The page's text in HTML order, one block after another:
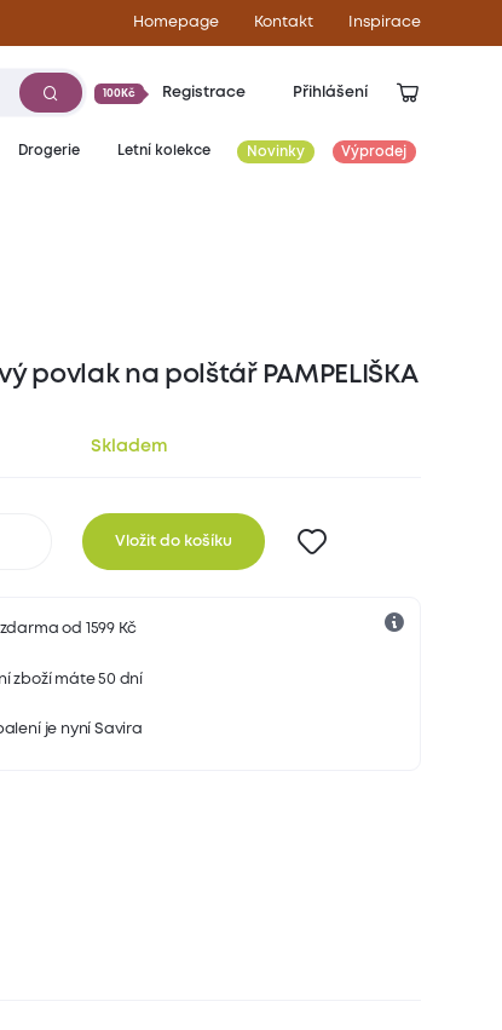
Homepage Kontakt Inspirace
100Kč Registrace Přihlášení
Drogerie Letní kolekce Novinky Výprodej
povlak na polštář PAMPELIŠKA
Skladem
Vložit do košíku
od 1599 Kč
zboží máte 50 dní
je nyní Savira